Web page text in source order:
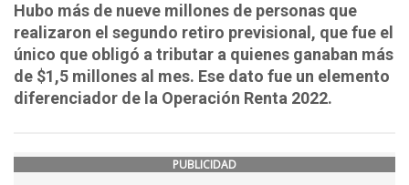
Hubo más de nueve millones de personas que
realizaron el segundo retiro previsional, que fue el
único que obligó a tributar a quienes ganaban más
de $1,5 millones al mes. Ese dato fue un elemento
diferenciador de la Operación Renta 2022.
PUBLICIDAD